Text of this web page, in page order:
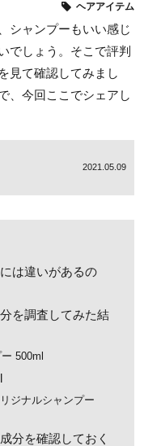
ヘアアイテム
シャンプーもいい感じ
でしょう。そこで評判
見て確認してみまし
、今回ここでシェアし
2021.05.09
は違いがあるの
を調査してみた結
500ml
ジナルシャンプー
分を確認しておく